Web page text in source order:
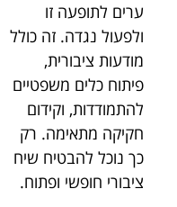
ערים לתופעה זו
ולפעול נגדה. זה כולל
מודעות ציבורית,
פיתוח כלים משפטיים
להתמודדות, וקידום
חקיקה מתאימה. רק
כך נוכל להבטיח שיח
ציבורי חופשי ופתוח.